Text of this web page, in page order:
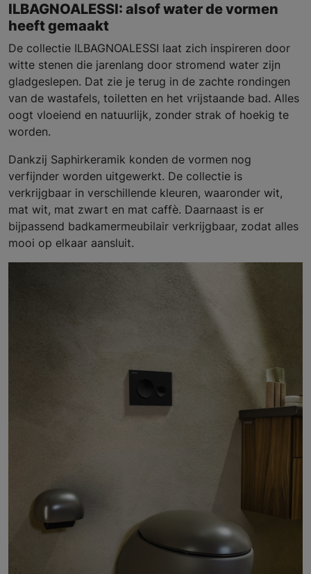
ILBAGNOALESSI: alsof water de vormen
heeft gemaakt
De collectie ILBAGNOALESSI laat zich inspireren door
witte stenen die jarenlang door stromend water zijn
gladgeslepen. Dat zie je terug in de zachte rondingen
van de wastafels, toiletten en het vrijstaande bad. Alles
oogt vloeiend en natuurlijk, zonder strak of hoekig te
worden.
Dankzij Saphirkeramik konden de vormen nog
verfijnder worden uitgewerkt. De collectie is
verkrijgbaar in verschillende kleuren, waaronder wit,
mat wit, mat zwart en mat caffè. Daarnaast is er
bijpassend badkamermeubilair verkrijgbaar, zodat alles
mooi op elkaar aansluit.